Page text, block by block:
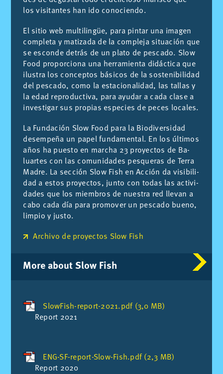
los vi­si­tan­tes han ido co­no­cien­do.
El si­tio web mul­ti­lin­güe, para pin­tar una ima­gen
com­ple­ta y ma­ti­za­da de la com­ple­ja si­tua­ción que
se es­con­de de­trás de un pla­to de pes­ca­do. Slow
Food pro­por­cio­na una he­rra­mien­ta di­dác­ti­ca que
ilus­tra los con­cep­tos bá­si­cos de la sos­te­ni­bi­li­dad
del pes­ca­do, como la es­ta­cio­na­li­dad, las ta­llas y
la edad re­pro­duc­ti­va, para ayu­dar a cada cla­se a
in­ves­ti­gar sus pro­pias es­pe­cies de pe­ces lo­ca­les.
La Fun­da­ción Slow Food para la Bio­di­ver­si­dad
desem­pe­ña un pa­pel fun­da­men­tal. En los úl­ti­mos
años ha pues­to en mar­cha 23 pro­yec­tos de Ba­
luar­tes con las co­mu­ni­da­des pes­que­ras de Te­rra
Ma­dre. La sec­ción Slow Fish en Ac­ción da vi­si­bi­li­
dad a es­tos pro­yec­tos, jun­to con to­das las ac­ti­vi­
da­des que los miem­bros de nues­tra red lle­van a
cabo cada día para pro­mo­ver un pes­ca­do bueno,
lim­pio y jus­to.
Archivo de proyectos Slow Fish
More about Slow Fish
SlowFish-report-2021.pdf (3,0 MB)
Re­port 2021
ENG-SF-report-Slow-Fish.pdf (2,3 MB)
Re­port 2020